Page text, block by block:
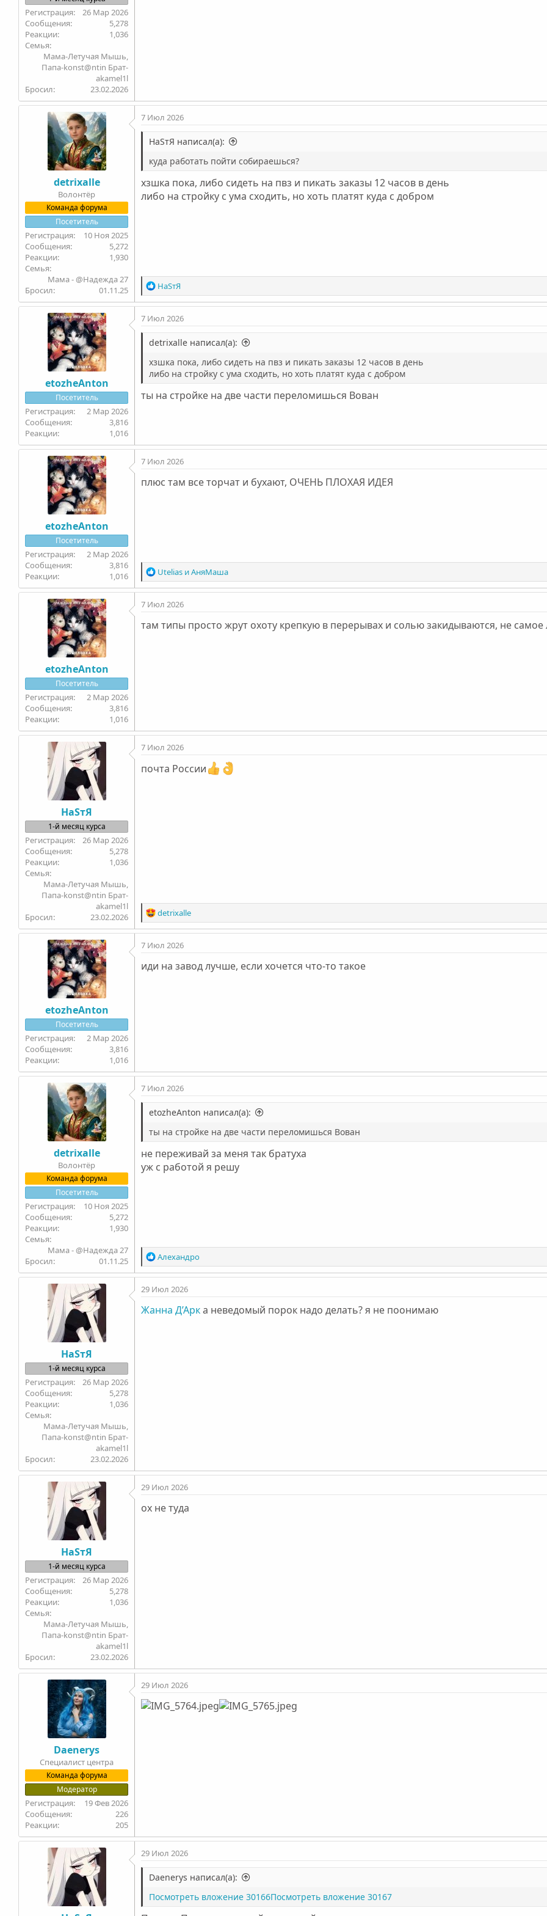
26 Мар 2026
5,278
1,036
Семья
Мама-Летучая Мышь,
Папа-konst@ntin Брат-
akamel1l
Бросил
23.02.2026
detrixalle
Волонтёр
Команда форума
Посетитель
10 Ноя 2025
5,272
1,930
Семья
Мама - @Надежда 27
Бросил
01.11.25
7 Июл 2026
НаSтЯ написал(а):
куда работать пойти собираешься?
хзшка пока, либо сидеть на пвз и пикать заказы 12 часов в день
либо на стройку с ума сходить, но хоть платят куда с добром
Р
е
а
к
и
:
НаSтЯ
etozheAnton
Посетитель
2 Мар 2026
3,816
1,016
7 Июл 2026
detrixalle написал(а):
хзшка пока, либо сидеть на пвз и пикать заказы 12 часов в день
либо на стройку с ума сходить, но хоть платят куда с добром
ты на стройке на две части переломишься Вован
etozheAnton
Посетитель
2 Мар 2026
3,816
1,016
7 Июл 2026
плюс там все торчат и бухают, ОЧЕНЬ ПЛОХАЯ ИДЕЯ
Р
е
а
к
и
Utelias иАняМаша
etozheAnton
Посетитель
2 Мар 2026
3,816
1,016
7 Июл 2026
там типы просто жрут охоту крепкую в перерывах и солью закидываются, не
НаSтЯ
1-й месяц курса
26 Мар 2026
5,278
1,036
Семья
Мама-Летучая Мышь,
Папа-konst@ntin Брат-
akamel1l
Бросил
23.02.2026
7 Июл 2026
почта России
Р
е
а
к
и
detrixalle
etozheAnton
Посетитель
2 Мар 2026
3,816
1,016
7 Июл 2026
иди на завод лучше, если хочется что-то такое
detrixalle
Волонтёр
Команда форума
Посетитель
10 Ноя 2025
5,272
1,930
Семья
Мама - @Надежда 27
Бросил
01.11.25
7 Июл 2026
etozheAnton написал(а):
ты на стройке на две части переломишься Вован
не переживай за меня так братуха
уж с работой я решу
Р
е
а
к
и
Алехандро
НаSтЯ
1-й месяц курса
26 Мар 2026
5,278
1,036
Семья
Мама-Летучая Мышь,
Папа-konst@ntin Брат-
akamel1l
Бросил
23.02.2026
29 Июл 2026
Жанна Д’Арка неведомый порок надо делать? я не поонимаю
НаSтЯ
1-й месяц курса
26 Мар 2026
5,278
1,036
Семья
Мама-Летучая Мышь,
Папа-konst@ntin Брат-
akamel1l
Бросил
23.02.2026
29 Июл 2026
ох не туда
Daenerys
Специалист центра
Команда форума
Модератор
19 Фев 2026
226
205
29 Июл 2026
29 Июл 2026
Daenerys написал(а):
Посмотреть вложение 30166Посмотреть вложение 30167